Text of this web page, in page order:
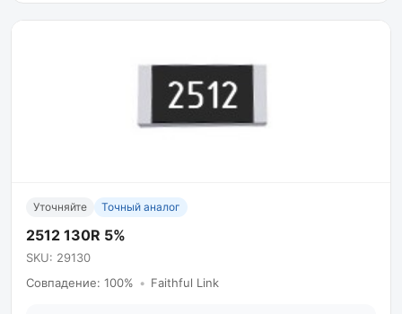
Уточняйте Точный аналог
2512 130R 5%
SKU: 29130
Совпадение: 100% • Faithful Link